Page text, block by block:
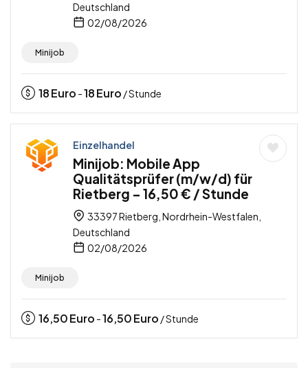
Deutschland
02/08/2026
Minijob
18Euro -18Euro / Stunde
Einzelhandel
Minijob: Mobile App
Qualitätsprüfer (m/w/d) für
Rietberg – 16,50 € / Stunde
33397 Rietberg, Nordrhein-Westfalen,
Deutschland
02/08/2026
Minijob
16,50Euro -16,50Euro / Stunde